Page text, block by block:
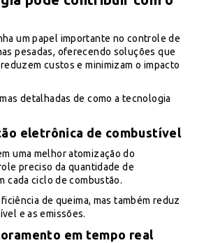
um papel importante no controle de
pesadas, oferecendo soluções que
custos e minimizam o impacto
detalhadas de como a tecnologia
eletrônica de combustível
uma melhor atomização do
preciso da quantidade de
cada ciclo de combustão.
de queima, mas também reduz
e as emissões.
em tempo real